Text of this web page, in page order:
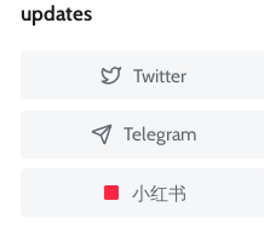
updates
Twitter
Telegram
小红书